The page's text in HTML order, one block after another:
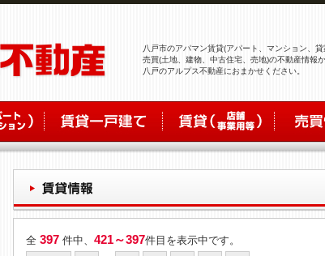
八戸市のアパマン賃貸(アパート、マンション、貸
売買(土地、建物、中古住宅、売地)の不動産情報
八戸のアルプス不動産におまかせください。
全 397 件中、 421～397件目を表示中です。